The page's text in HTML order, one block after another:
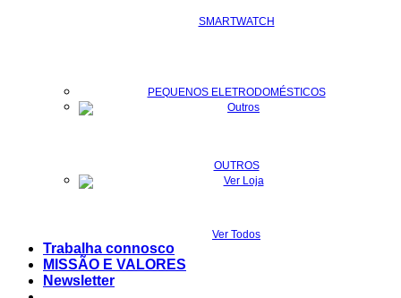
SMARTWATCH
PEQUENOS ELETRODOMÉSTICOS
OUTROS
Ver Todos
Trabalha connosco
MISSÃO E VALORES
Newsletter